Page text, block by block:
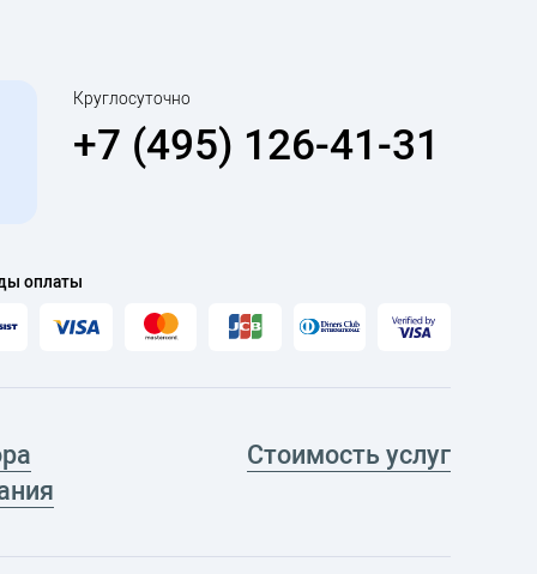
Круглосуточно
+7 (495) 126-41-31
оплаты
Стоимость услуг